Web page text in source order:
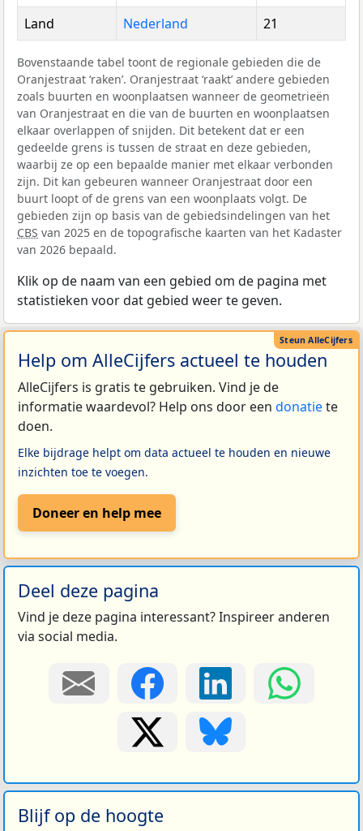
Land Nederland 21
Bovenstaande tabel toont de regionale gebieden die de
Oranjestraat ‘raken’. Oranjestraat ‘raakt’ andere gebieden
zoals buurten en woonplaatsen wanneer de geometrieën
van Oranjestraat en die van de buurten en woonplaatsen
elkaar overlappen of snijden. Dit betekent dat er een
gedeelde grens is tussen de straat en deze gebieden,
waarbij ze op een bepaalde manier met elkaar verbonden
zijn. Dit kan gebeuren wanneer Oranjestraat door een
buurt loopt of de grens van een woonplaats volgt. De
gebieden zijn op basis van de gebiedsindelingen van het
CBS van 2025 en de topografische kaarten van het Kadaster
van 2026 bepaald.
Klik op de naam van een gebied om de pagina met
statistieken voor dat gebied weer te geven.
Help om AlleCijfers actueel te houden
AlleCijfers is gratis te gebruiken. Vind je de
informatie waardevol? Help ons door een donatiete
doen.
Elke bijdrage helpt om data actueel te houden en nieuwe
inzichten toe te voegen.
Doneer en help mee
Deel deze pagina
Vind je deze pagina interessant? Inspireer anderen
via social media.
Blijf op de hoogte